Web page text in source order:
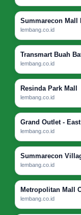
Summarecon Mall
lembang.co.id
Transmart Buah
lembang.co.id
Resinda Park Mall
lembang.co.id
Grand Outlet -
lembang.co.id
Summarecon
lembang.co.id
Metropolitan Mall
lembang.co.id